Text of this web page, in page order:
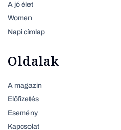
A jó élet
Women
Napi címlap
Oldalak
A magazin
Előfizetés
Esemény
Kapcsolat